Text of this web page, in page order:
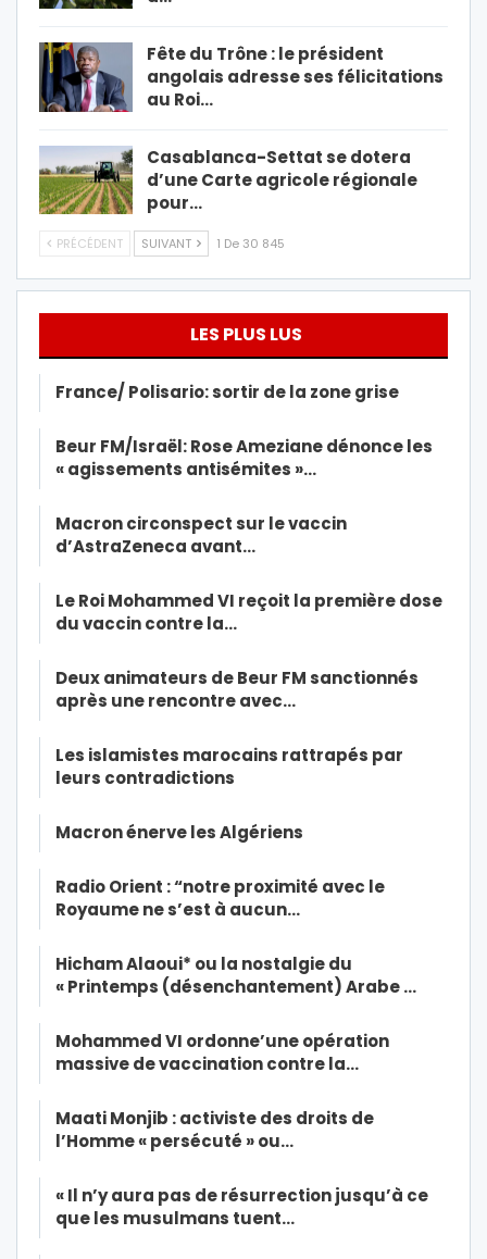
Fête du Trône : le président
angolais adresse ses félicitations
au Roi…
Casablanca-Settat se dotera
d’une Carte agricole régionale
pour…
PRÉCÉDENT SUIVANT 1 De 30 845
LES PLUS LUS
France/ Polisario: sortir de la zone grise
Beur FM/Israël: Rose Ameziane dénonce les
« agissements antisémites »…
Macron circonspect sur le vaccin
d’AstraZeneca avant…
Le Roi Mohammed VI reçoit la première dose
du vaccin contre la…
Deux animateurs de Beur FM sanctionnés
après une rencontre avec…
Les islamistes marocains rattrapés par
leurs contradictions
Macron énerve les Algériens
Radio Orient : “notre proximité avec le
Royaume ne s’est à aucun…
Hicham Alaoui* ou la nostalgie du
« Printemps (désenchantement) Arabe …
Mohammed VI ordonne’une opération
massive de vaccination contre la…
Maati Monjib : activiste des droits de
l’Homme « persécuté » ou…
« Il n’y aura pas de résurrection jusqu’à ce
que les musulmans tuent…